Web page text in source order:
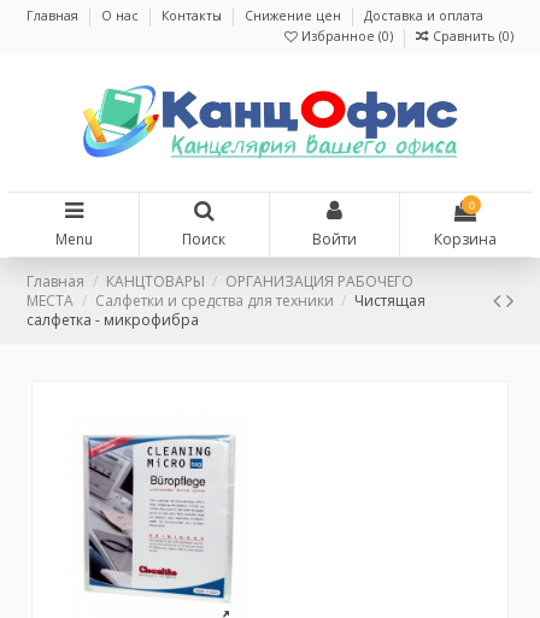
Главная О нас Контакты Снижение цен
Доставка и оплата
Избранное (0) Сравнить (0)
Menu Поиск Войти
0
Корзина
Главная КАНЦТОВАРЫ
ОРГАНИЗАЦИЯ РАБОЧЕГО
МЕСТА
Салфетки и средства для техники
Чистящая
салфетка - микрофибра